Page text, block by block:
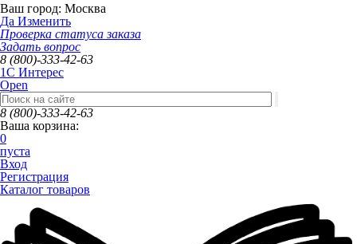
Ваш город: Москва
Да Изменить
Проверка статуса заказа
Задать вопрос
8 (800)-333-42-63
1C Интерес
Open
8 (800)-333-42-63
Ваша корзина:
0
пуста
Вход
Регистрация
Каталог товаров